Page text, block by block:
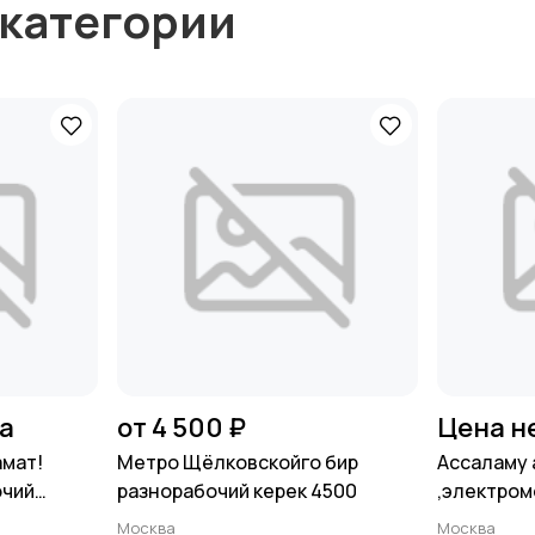
от 4 500 ₽
Метро Щёлковскойго бир
разнорабочий керек 4500
Москва
Цена
Ассаламу
билген
Москва